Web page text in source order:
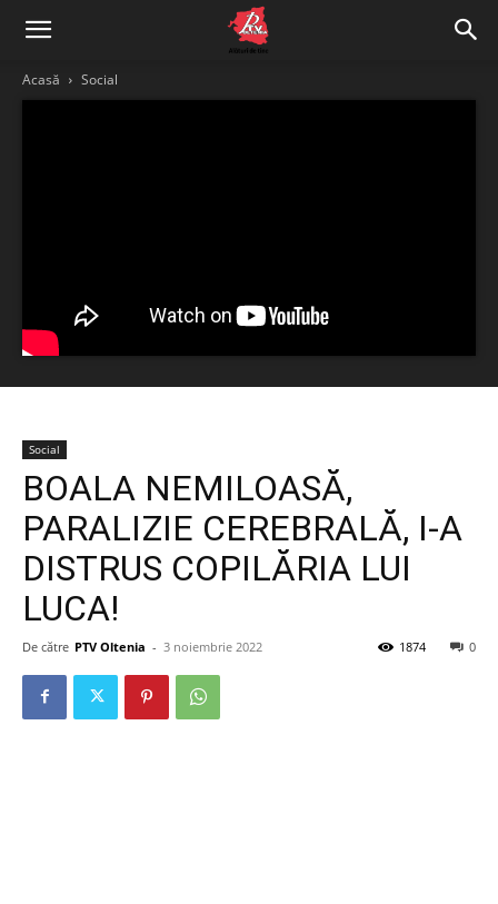
Acasă Social
Social
BOALA NEMILOASĂ,
PARALIZIE CEREBRALĂ, I-A
DISTRUS COPILĂRIA LUI
LUCA!
De către PTV Oltenia - 3 noiembrie 2022 0
1874